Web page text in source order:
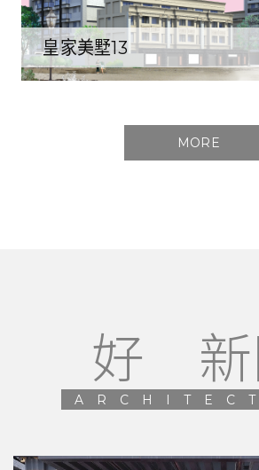
皇家美墅13
MORE
好 新